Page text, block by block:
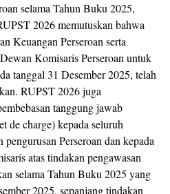
selama Tahun Buku 2025,
2026 memutuskan bahwa
Keuangan Perseroan serta
Komisaris Perseroan untuk
tanggal 31 Desember 2025, telah
RUPST 2026 juga
tanggung jawab
de charge) kepada seluruh
Perseroan dan kepada
atas tindakan pengawasan
selama Tahun Buku 2025 yang
2025, sepanjang tindakan